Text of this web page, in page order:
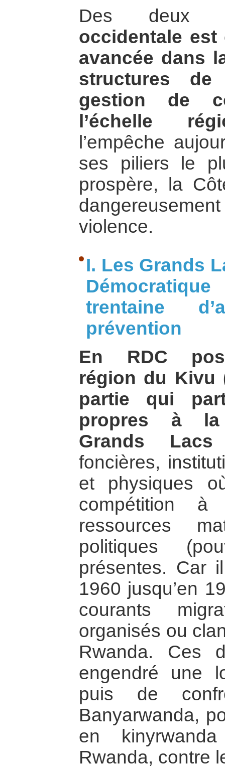
Des deux
occidentale
avancée dans
structures
gestion de
l’échelle
l’empêche
ses piliers le
prospère, la
violence.
I. Les Grands
trentaine
prévention
En RDC
région du Kivu
partie qui
propres à la
Grands
foncières,
et physiques
compétition
ressources
politiques
présentes. Car
1960 jusqu’en
courants
organisés ou
Rwanda. Ces
engendré une
puis de
Banyarwanda,
en
Rwanda, contre